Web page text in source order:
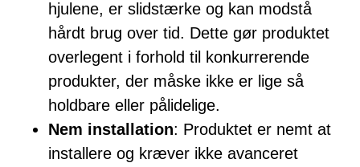
hjulene, er slidstærke og kan modstå
hårdt brug over tid. Dette gør produktet
overlegent i forhold til konkurrerende
produkter, der måske ikke er lige så
holdbare eller pålidelige.
Nem installation: Produktet er nemt at
installere og kræver ikke avanceret